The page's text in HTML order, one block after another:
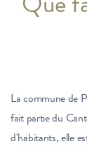
Que
La commune de
fait partie du
d'habitants, elle